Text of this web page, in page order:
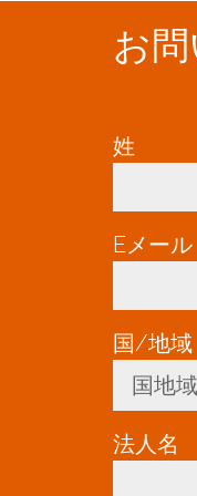
お
姓
Eメール
国/地域
国地域
法人名